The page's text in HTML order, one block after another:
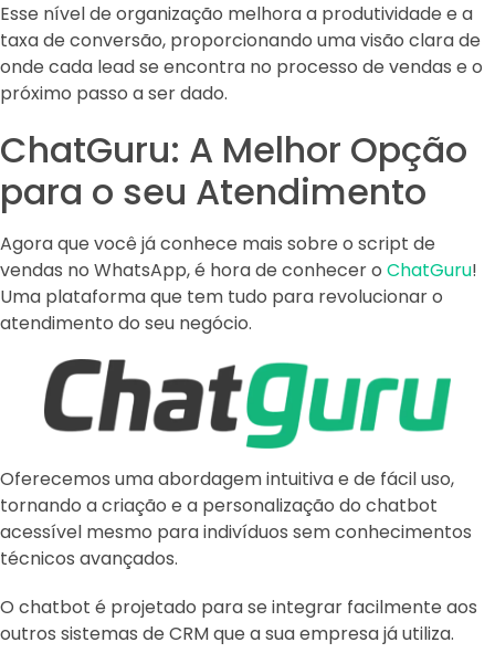
Esse nível de organização melhora a produtividade e a
taxa de conversão, proporcionando uma visão clara de
onde cada lead se encontra no processo de vendas e o
próximo passo a ser dado.
ChatGuru: A Melhor Opção
para o seu Atendimento
Agora que você já conhece mais sobre o script de
vendas no WhatsApp, é hora de conhecer o ChatGuru!
Uma plataforma que tem tudo para revolucionar o
atendimento do seu negócio.
Oferecemos uma abordagem intuitiva e de fácil uso,
tornando a criação e a personalização do chatbot
acessível mesmo para indivíduos sem conhecimentos
técnicos avançados.
O chatbot é projetado para se integrar facilmente aos
outros sistemas de CRM que a sua empresa já utiliza.